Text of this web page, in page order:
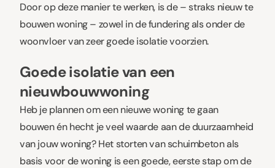
Door op deze manier te werken, is de – straks nieuw te
bouwen woning – zowel in de fundering als onder de
woonvloer van zeer goede isolatie voorzien.
Goede isolatie van een
nieuwbouwwoning
Heb je plannen om een nieuwe woning te gaan
bouwen én hecht je veel waarde aan de duurzaamheid
van jouw woning? Het storten van schuimbeton als
basis voor de woning is een goede, eerste stap om de